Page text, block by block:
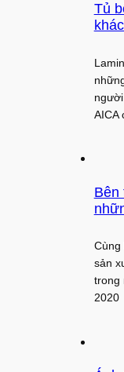
Tủ
AICA
Bên
Cùng
sản
trong
2020